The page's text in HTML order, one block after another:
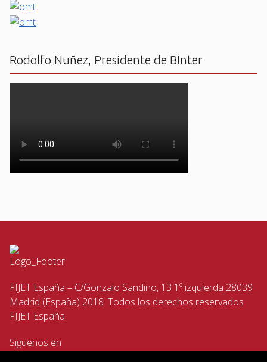
Rodolfo Nuñez, Presidente de BInter
FIJET España – C/Gonzalo Sandino, 13 1º izquierda 28039
Madrid (España) 2018. Todos los derechos reservados
FIJET España
Siguenos en